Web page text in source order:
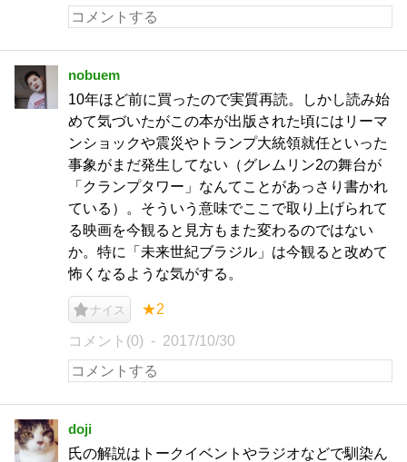
nobuem
10年ほど前に買ったので実質再読。しかし読み始
めて気づいたがこの本が出版された頃にはリーマ
ンショックや震災やトランプ大統領就任といった
事象がまだ発生してない（グレムリン2の舞台が
「クランプタワー」なんてことがあっさり書かれ
ている）。そういう意味でここで取り上げられて
る映画を今観ると見方もまた変わるのではない
か。特に「未来世紀ブラジル」は今観ると改めて
怖くなるような気がする。
ナイス ★2
コメント(0) 2017/10/30
doji
氏の解説はトークイベントやラジオなどで馴染ん